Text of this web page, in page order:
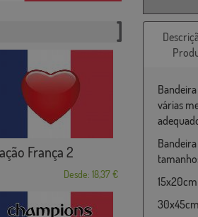
França 2
Desde: 18,37 €
várias